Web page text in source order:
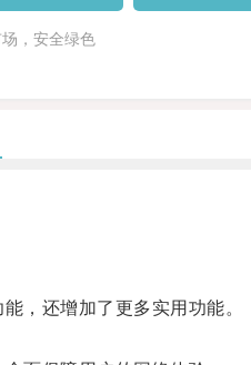
，安全绿色
，还增加了更多实用功能。